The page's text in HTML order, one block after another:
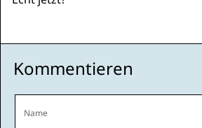
Kommentieren
Name